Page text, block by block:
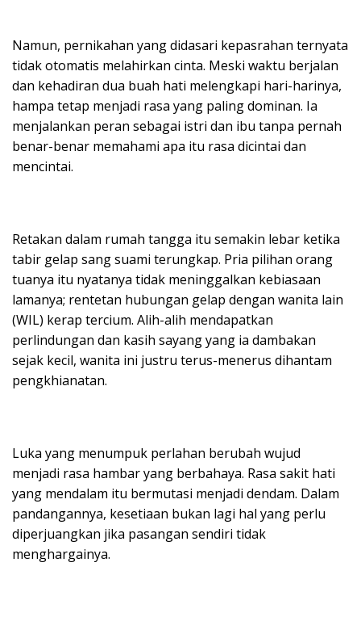
Namun, pernikahan yang didasari kepasrahan ternyata
tidak otomatis melahirkan cinta. Meski waktu berjalan
dan kehadiran dua buah hati melengkapi hari-harinya,
hampa tetap menjadi rasa yang paling dominan. Ia
menjalankan peran sebagai istri dan ibu tanpa pernah
benar-benar memahami apa itu rasa dicintai dan
mencintai.
Retakan dalam rumah tangga itu semakin lebar ketika
tabir gelap sang suami terungkap. Pria pilihan orang
tuanya itu nyatanya tidak meninggalkan kebiasaan
lamanya; rentetan hubungan gelap dengan wanita lain
(WIL) kerap tercium. Alih-alih mendapatkan
perlindungan dan kasih sayang yang ia dambakan
sejak kecil, wanita ini justru terus-menerus dihantam
pengkhianatan.
Luka yang menumpuk perlahan berubah wujud
menjadi rasa hambar yang berbahaya. Rasa sakit hati
yang mendalam itu bermutasi menjadi dendam. Dalam
pandangannya, kesetiaan bukan lagi hal yang perlu
diperjuangkan jika pasangan sendiri tidak
menghargainya.